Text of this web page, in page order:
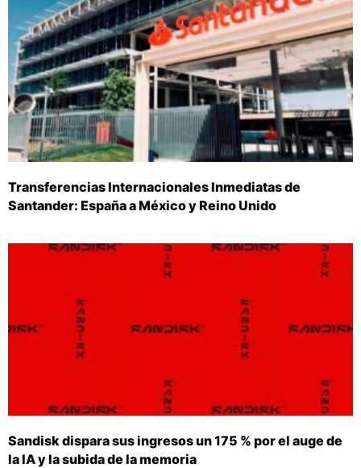
Transferencias Internacionales Inmediatas de
Santander: España a México y Reino Unido
Sandisk dispara sus ingresos un 175 % por el auge de
la IA y la subida de la memoria